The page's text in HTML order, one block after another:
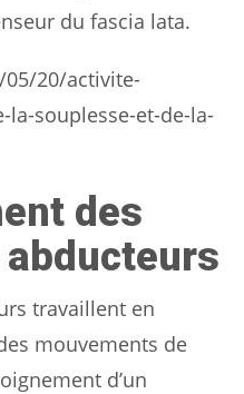
du fascia lata.
20/activite-
souplesse-et-de-la-
des
travaillent en
mouvements de
d’un